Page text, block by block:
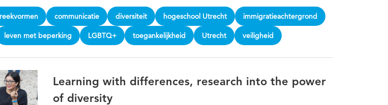
communicatie diversiteit hogeschool Utrecht immigratieachtergrond
leven met beperking LGBTQ+ toegankelijkheid Utrecht veiligheid
Learning with differences, research into the power
of diversity